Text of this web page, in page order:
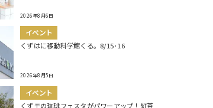
2026年8月6日
イベント
くずはに移動科学館くる。8/15･16
2026年8月5日
イベント
くずモの珈琲フェスタがパワーアップ！紅茶